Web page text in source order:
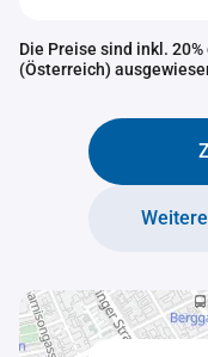
Die Preise sind inkl.
(Österreich)